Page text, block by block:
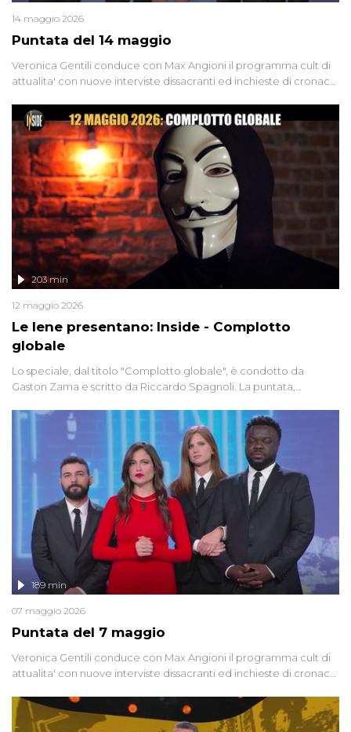
Puntata del 14 maggio
14 maggio 2026
Veronica Gentili conduce con Max Angioni il programma cult di
attualita' con nuove interviste dissacranti ed inchieste di cronaca
Le Iene presentano: Inside - Complotto
globale
203 min
12 maggio 2026
Lo speciale, dal titolo "Complotto globale", è condotto da
Gaston Zama e scritto da Riccardo Spagnoli. La puntata,
racconta l'universo delle narrazioni alternative, dei sospetti
globali e del complottismo che negli ultimi anni hanno invaso
social network, talk show, piazze digitali e immaginario collettivo.
Puntata del 7 maggio
189 min
07 maggio 2026
Veronica Gentili conduce con Max Angioni il programma cult di
attualita' con nuove interviste dissacranti ed inchieste di cronaca